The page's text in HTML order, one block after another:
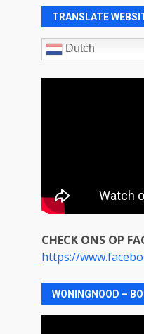
TRANSLATE
Dutch
CHECK ONS OP
https://
WONINGNOOD –